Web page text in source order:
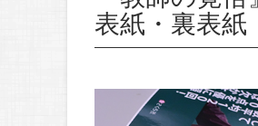
表紙・裏表紙